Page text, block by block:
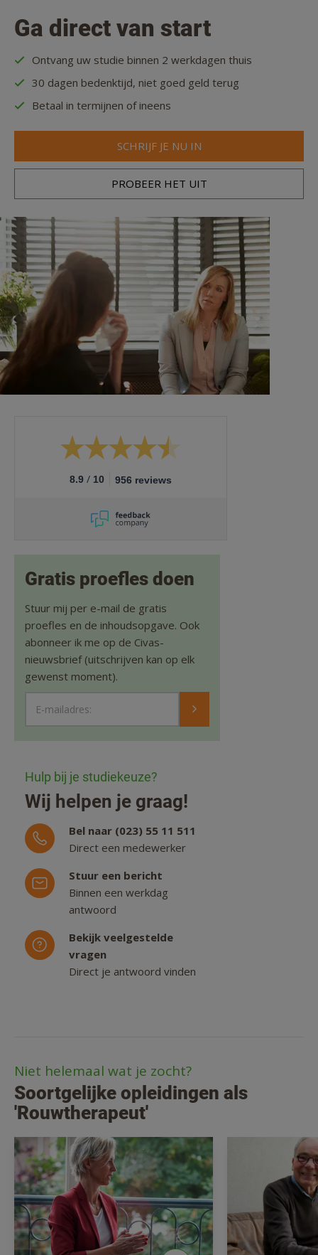
Ga direct van start
Ontvang uw studie binnen 2 werkdagen thuis
30 dagen bedenktijd, niet goed geld terug
Betaal in termijnen of ineens
SCHRIJF JE NU IN
PROBEER HET UIT
8.9 / 10 956 reviews
Gratis proefles doen
Stuur mij per e-mail de gratis
proefles en de inhoudsopgave. Ook
abonneer ik me op de Civas-
nieuwsbrief (uitschrijven kan op elk
gewenst moment).
E-mailadres:
Hulp bij je studiekeuze?
Wij helpen je graag!
Bel naar (023) 55 11 511
Direct een medewerker
Stuur een bericht
Binnen een werkdag
antwoord
Bekijk veelgestelde
vragen
Direct je antwoord vinden
Niet helemaal wat je zocht?
Soortgelijke opleidingen als
'Rouwtherapeut'